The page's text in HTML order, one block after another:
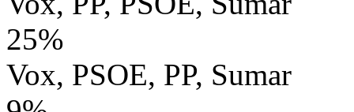
25%
Vox, PSOE, PP, Sumar